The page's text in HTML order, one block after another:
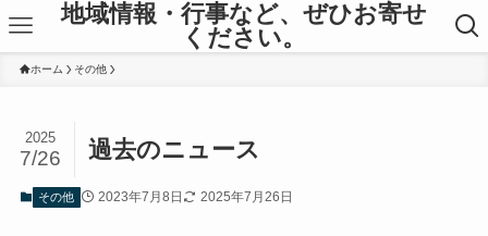
地域情報・行事など、ぜひお寄せ
ください。
ホーム その他
過去のニュース
2025
7/26
その他 2023年7月8日 2025年7月26日